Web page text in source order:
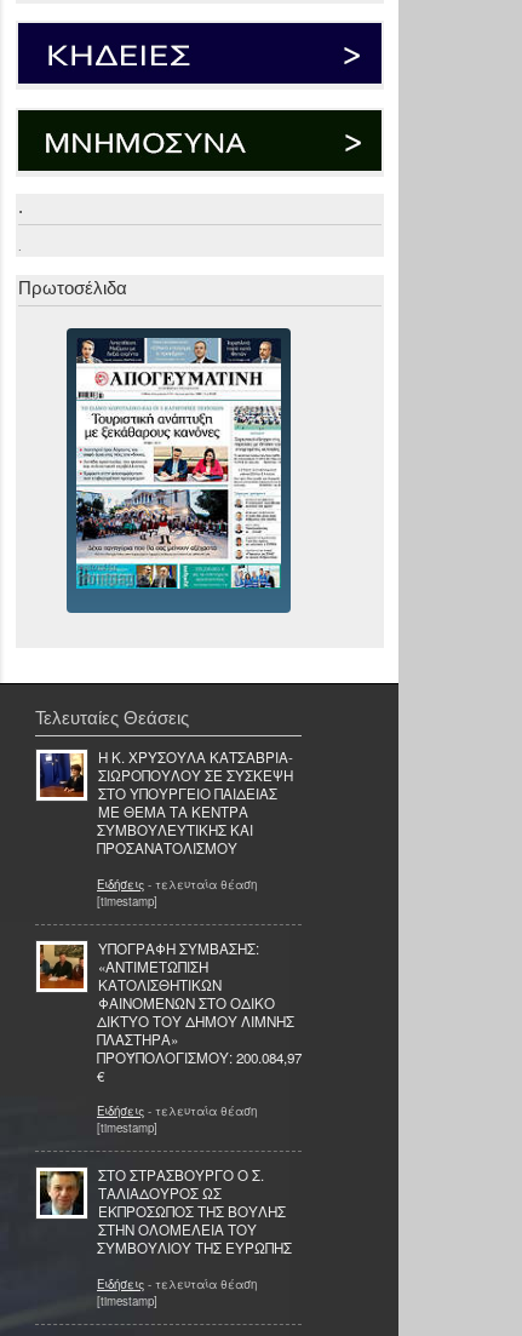
.
.
Πρωτοσέλιδα
Τελευταίες Θεάσεις
Η Κ. ΧΡΥΣΟΥΛΑ ΚΑΤΣΑΒΡΙΑ-
ΣΙΩΡΟΠΟΥΛΟΥ ΣΕ ΣΥΣΚΕΨΗ
ΣΤΟ ΥΠΟΥΡΓΕΙΟ ΠΑΙΔΕΙΑΣ
ΜΕ ΘΕΜΑ ΤΑ ΚΕΝΤΡΑ
ΣΥΜΒΟΥΛΕΥΤΙΚΗΣ ΚΑΙ
ΠΡΟΣΑΝΑΤΟΛΙΣΜΟΥ
Ειδήσεις - τελευταία θέαση
[timestamp]
ΥΠΟΓΡΑΦΗ ΣΥΜΒΑΣΗΣ:
«ΑΝΤΙΜΕΤΩΠΙΣΗ
ΚΑΤΟΛΙΣΘΗΤΙΚΩΝ
ΦΑΙΝΟΜΕΝΩΝ ΣΤΟ ΟΔΙΚΟ
ΔΙΚΤΥΟ ΤΟΥ ΔΗΜΟΥ ΛΙΜΝΗΣ
ΠΛΑΣΤΗΡΑ»
ΠΡΟΫΠΟΛΟΓΙΣΜΟΥ: 200.084,97
€
Ειδήσεις - τελευταία θέαση
[timestamp]
ΣΤΟ ΣΤΡΑΣΒΟΥΡΓΟ Ο Σ.
ΤΑΛΙΑΔΟΥΡΟΣ ΩΣ
ΕΚΠΡΟΣΩΠΟΣ ΤΗΣ ΒΟΥΛΗΣ
ΣΤΗΝ ΟΛΟΜΕΛΕΙΑ ΤΟΥ
ΣΥΜΒΟΥΛΙΟΥ ΤΗΣ ΕΥΡΩΠΗΣ
Ειδήσεις - τελευταία θέαση
[timestamp]